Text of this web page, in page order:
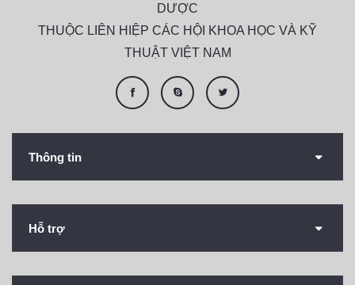
DƯỢC
THUỘC LIÊN HIỆP CÁC HỘI KHOA HỌC VÀ KỸ
THUẬT VIỆT NAM
Thông tin
Hỗ trợ